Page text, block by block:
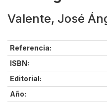
Valente, José
Referencia:
ISBN:
Editorial:
Año: